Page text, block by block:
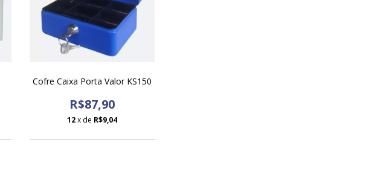
Cofre Caixa Porta Valor KS150
R$87,90
12x de R$9,04